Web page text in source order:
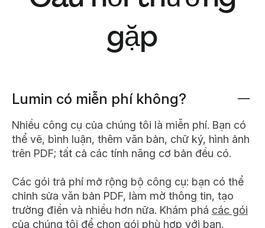
gặp
Lumin có miễn phí không?
Nhiều công cụ của chúng tôi là miễn phí. Bạn có
thể vẽ, bình luận, thêm văn bản, chữ ký, hình ảnh
trên PDF; tất cả các tính năng cơ bản đều có.
Các gói trả phí mở rộng bộ công cụ: bạn có thể
chỉnh sửa văn bản PDF, làm mờ thông tin, tạo
trường điền và nhiều hơn nữa. Khám phá các gói
của chúng tôi để chọn gói phù hợp với bạn.